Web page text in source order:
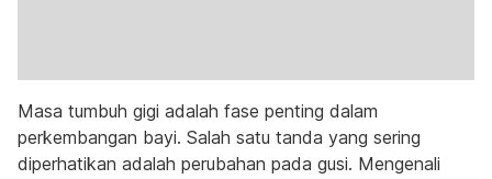
Masa tumbuh gigi adalah fase penting dalam
perkembangan bayi. Salah satu tanda yang sering
diperhatikan adalah perubahan pada gusi. Mengenali